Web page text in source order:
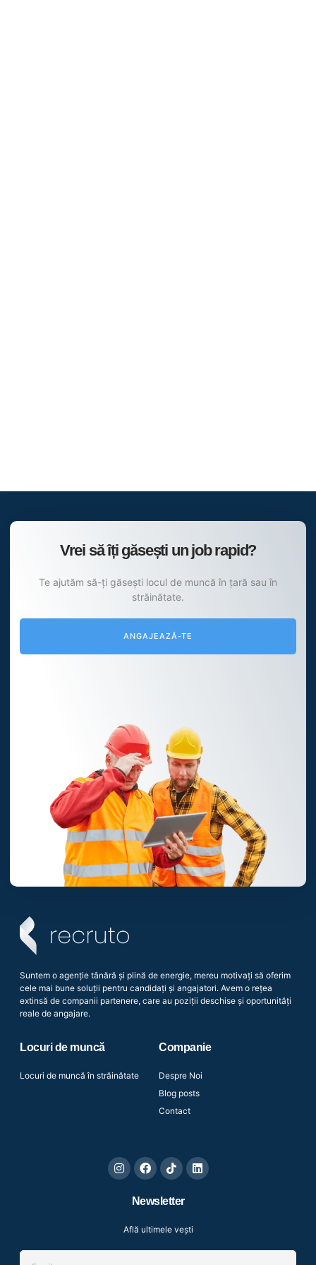
Vrei să îți găsești un job rapid?
Te ajutăm să-ți găsești locul de muncă în țară sau în
străinătate.
ANGAJEAZĂ-TE
Suntem o agenție tânără și plină de energie, mereu motivați să oferim
cele mai bune soluții pentru candidați și angajatori. Avem o rețea
extinsă de companii partenere, care au poziții deschise și oportunități
reale de angajare.
Locuri de muncă
Locuri de muncă în străinătate
Companie
Despre Noi
Blog posts
Contact
Newsletter
Află ultimele vești